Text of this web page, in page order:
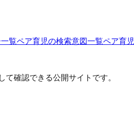
覧ペア育児の検索意図一覧ペア育児
確認できる公開サイトです。